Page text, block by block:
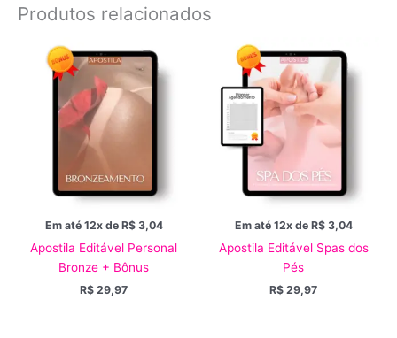
Produtos relacionados
Em até 12x de R$3,04
Apostila Editável Personal
Bronze + Bônus
R$ 29,97
Em até 12x de R$3,04
Apostila Editável Spas dos
Pés
R$ 29,97